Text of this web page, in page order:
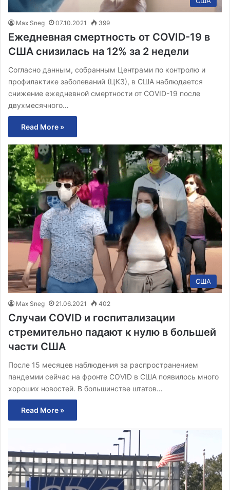
Max Sneg 07.10.2021 399
Ежедневная смертность от COVID-19 в
США снизилась на 12% за 2 недели
Согласно данным, собранным Центрами по контролю и
профилактике заболеваний (ЦКЗ), в США наблюдается
снижение ежедневной смертности от COVID-19 после
двухмесячного…
Read More »
США
Max Sneg 21.06.2021 402
Случаи COVID и госпитализации
стремительно падают к нулю в большей
части США
После 15 месяцев наблюдения за распространением
пандемии сейчас на фронте COVID в США появилось много
хороших новостей. В большинстве штатов…
Read More »